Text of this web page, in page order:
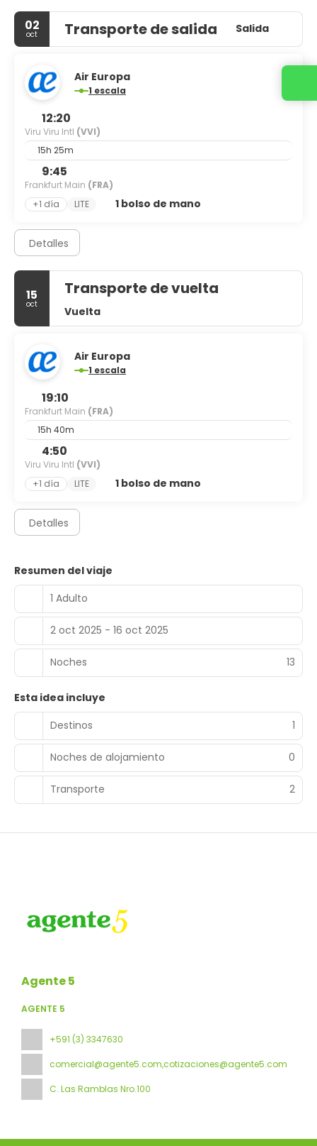
02
oct Transporte de salida Salida
Air Europa
1 escala
12:20
Viru Viru Intl (VVI)
15h 25m
9:45
Frankfurt Main (FRA)
+1 día
LITE 1 bolso de mano
Detalles
15
oct
Transporte de vuelta
Vuelta
Air Europa
1 escala
19:10
Frankfurt Main (FRA)
15h 40m
4:50
Viru Viru Intl (VVI)
+1 día
LITE 1 bolso de mano
Detalles
Resumen del viaje
1 Adulto
2 oct 2025 - 16 oct 2025
Noches 13
Esta idea incluye
Destinos
1
Noches de alojamiento 0
Transporte 2
Agente 5
AGENTE 5
+591 (3) 3347630
comercial@agente5.com,cotizaciones@agente5.com
C. Las Ramblas Nro.100